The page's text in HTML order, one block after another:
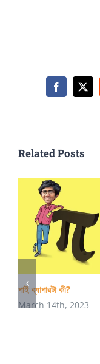
Facebook
X
Related Posts
পাই ব্যাপারটা কী?
March 14th, 2023